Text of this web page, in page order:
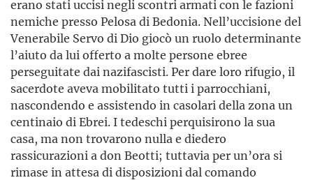
erano stati uccisi negli scontri armati con le fazioni
nemiche presso Pelosa di Bedonia. Nell’uccisione del
Venerabile Servo di Dio giocò un ruolo determinante
l’aiuto da lui offerto a molte persone ebree
perseguitate dai nazifascisti. Per dare loro rifugio, il
sacerdote aveva mobilitato tutti i parrocchiani,
nascondendo e assistendo in casolari della zona un
centinaio di Ebrei. I tedeschi perquisirono la sua
casa, ma non trovarono nulla e diedero
rassicurazioni a don Beotti; tuttavia per un’ora si
rimase in attesa di disposizioni dal comando